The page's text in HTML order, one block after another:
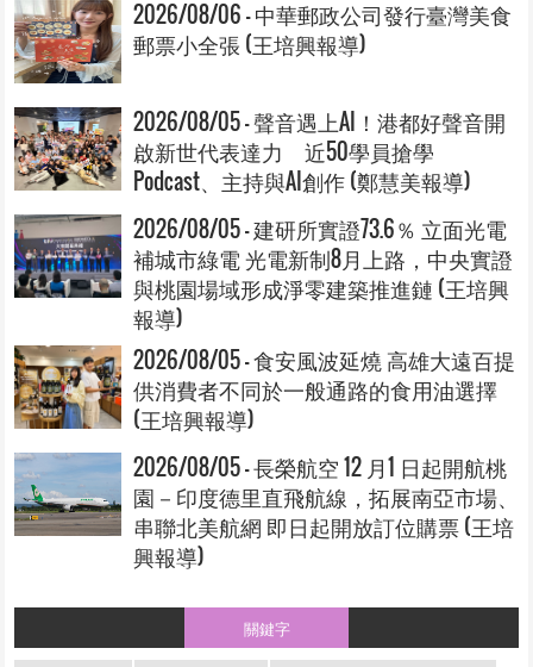
2026/08/06 - 中華郵政公司發行臺灣美食
郵票小全張 (王培興報導)
2026/08/05 - 聲音遇上AI！港都好聲音開
啟新世代表達力 近50學員搶學
Podcast、主持與AI創作 (鄭慧美報導)
2026/08/05 - 建研所實證73.6％ 立面光電
補城市綠電 光電新制8月上路，中央實證
與桃園場域形成淨零建築推進鏈 (王培興
報導)
2026/08/05 - 食安風波延燒 高雄大遠百提
供消費者不同於一般通路的食用油選擇
(王培興報導)
2026/08/05 - 長榮航空 12 月1 日起開航桃
園－印度德里直飛航線，拓展南亞市場、
串聯北美航網 即日起開放訂位購票 (王培
興報導)
關鍵字